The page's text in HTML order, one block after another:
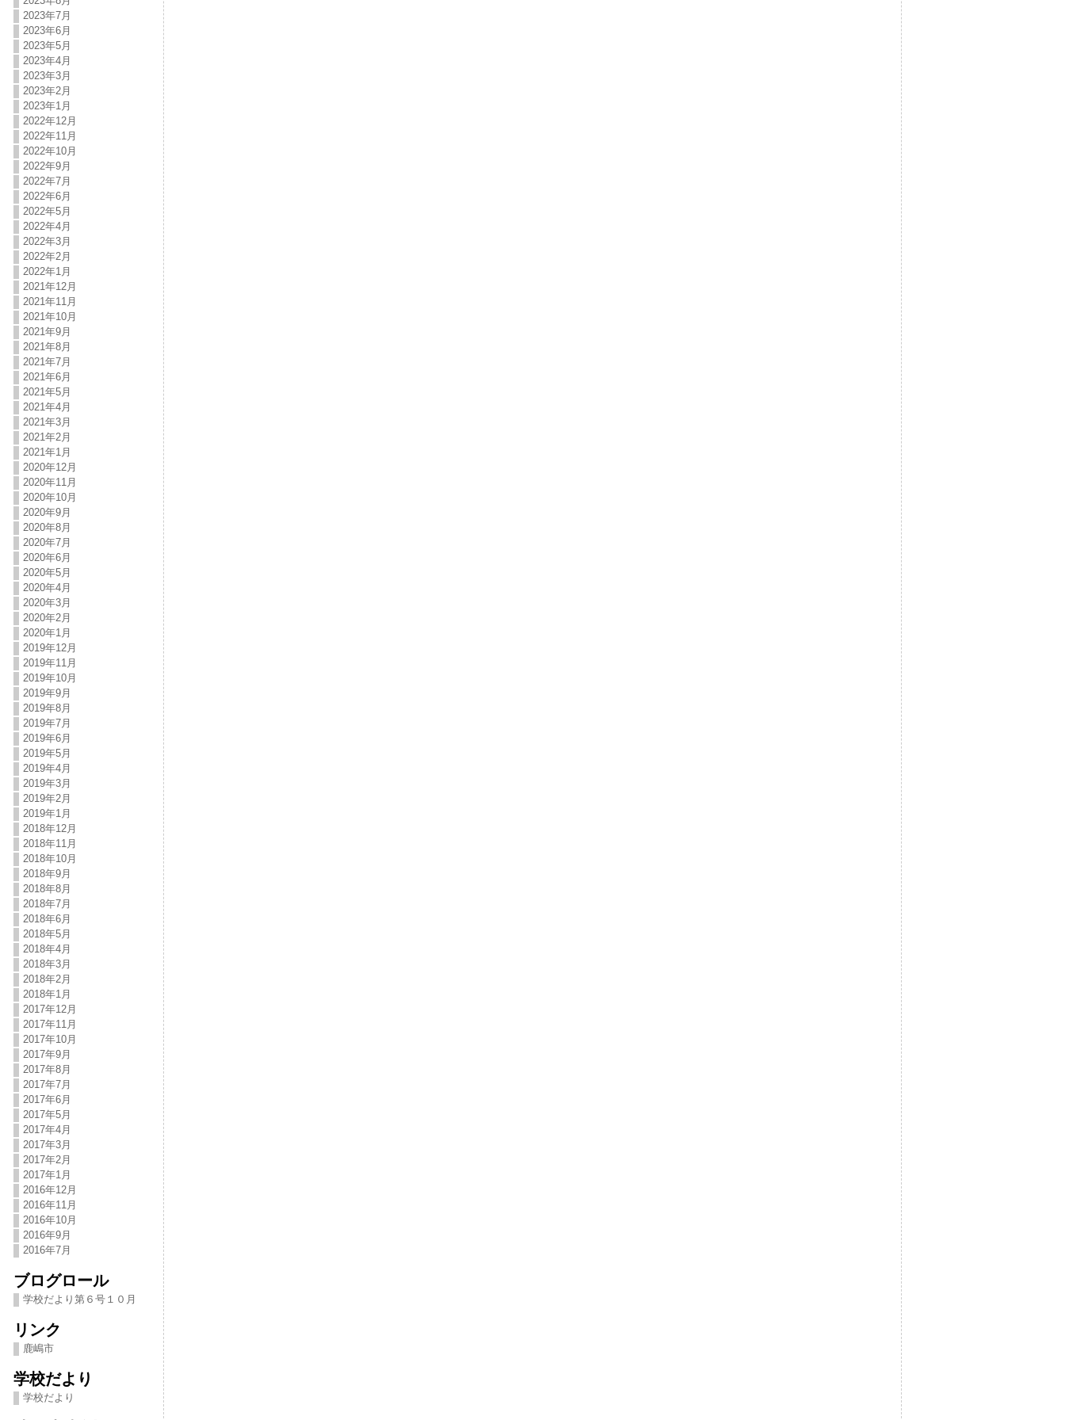
2023年7月
2023年6月
2023年5月
2023年4月
2023年3月
2023年2月
2023年1月
2022年12月
2022年11月
2022年10月
2022年9月
2022年7月
2022年6月
2022年5月
2022年4月
2022年3月
2022年2月
2022年1月
2021年12月
2021年11月
2021年10月
2021年9月
2021年8月
2021年7月
2021年6月
2021年5月
2021年4月
2021年3月
2021年2月
2021年1月
2020年12月
2020年11月
2020年10月
2020年9月
2020年8月
2020年7月
2020年6月
2020年5月
2020年4月
2020年3月
2020年2月
2020年1月
2019年12月
2019年11月
2019年10月
2019年9月
2019年8月
2019年7月
2019年6月
2019年5月
2019年4月
2019年3月
2019年2月
2019年1月
2018年12月
2018年11月
2018年10月
2018年9月
2018年8月
2018年7月
2018年6月
2018年5月
2018年4月
2018年3月
2018年2月
2018年1月
2017年12月
2017年11月
2017年10月
2017年9月
2017年8月
2017年7月
2017年6月
2017年5月
2017年4月
2017年3月
2017年2月
2017年1月
2016年12月
2016年11月
2016年10月
2016年9月
2016年7月
ブログロール
学校だより第６号１０月
リンク
鹿嶋市
学校だより
学校だより